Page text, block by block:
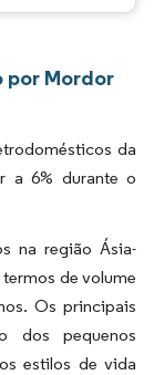
por Mordor
da
a 6% durante o
na região Ásia-
de volume
Os principais
dos pequenos
estilos de vida